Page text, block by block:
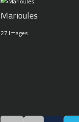
Marioules
27 Images